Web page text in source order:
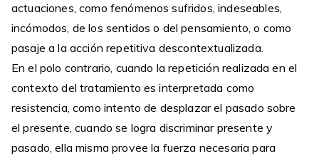
actuaciones, como fenómenos sufridos, indeseables,
incómodos, de los sentidos o del pensamiento, o como
pasaje a la acción repetitiva descontextualizada.
En el polo contrario, cuando la repetición realizada en el
contexto del tratamiento es interpretada como
resistencia, como intento de desplazar el pasado sobre
el presente, cuando se logra discriminar presente y
pasado, ella misma provee la fuerza necesaria para